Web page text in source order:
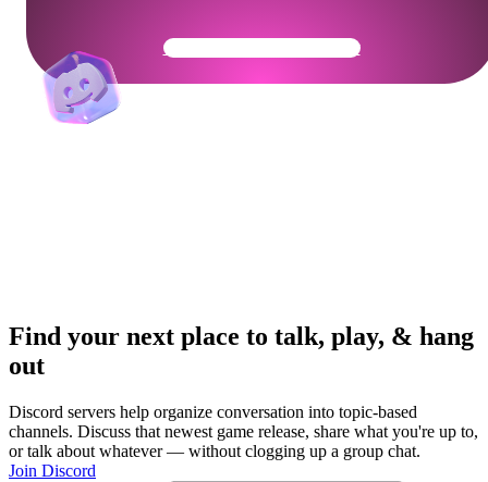
Get Your Community Ready
Find your next place to talk, play, & hang
out
Discord servers help organize conversation into topic-based
channels. Discuss that newest game release, share what you're up to,
or talk about whatever — without clogging up a group chat.
Join Discord